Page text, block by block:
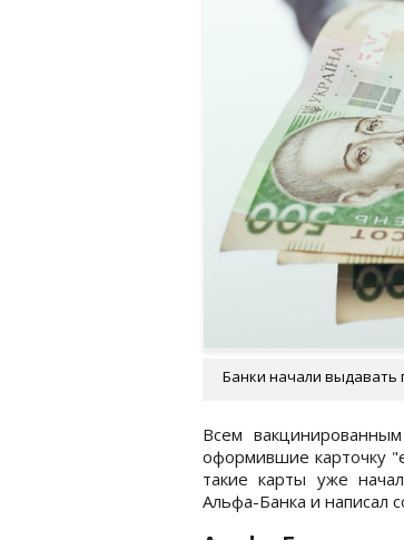
Банки начали выдавать
Всем
оформившие карточку
такие карты уже
Альфа-Банка и написал